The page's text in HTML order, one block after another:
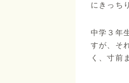
にきっち
中学３年
すが、そ
く、寸前